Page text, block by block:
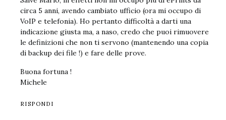
circa 5 anni, avendo cambiato ufficio (ora mi occupo di
VoIP e telefonia). Ho pertanto difficoltà a darti una
indicazione giusta ma, a naso, credo che puoi rimuovere
le definizioni che non ti servono (mantenendo una copia
di backup dei file !) e fare delle prove.
Buona fortuna !
Michele
RISPONDI